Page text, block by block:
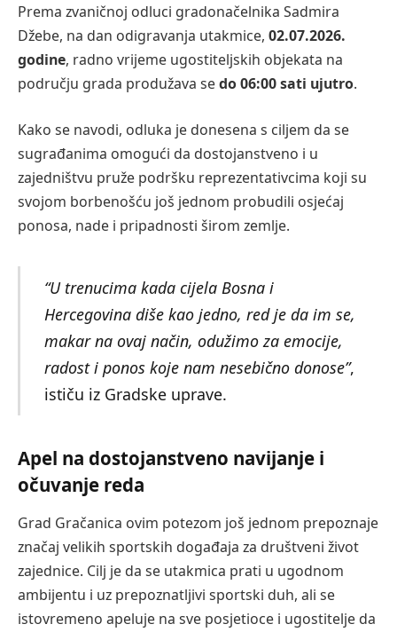
Prema zvaničnoj odluci gradonačelnika Sadmira
Džebe, na dan odigravanja utakmice, 02.07.2026.
godine, radno vrijeme ugostiteljskih objekata na
području grada produžava sedo 06:00 sati ujutro.
Kako se navodi, odluka je donesena s ciljem da se
sugrađanima omogući da dostojanstveno i u
zajedništvu pruže podršku reprezentativcima koji su
svojom borbenošću još jednom probudili osjećaj
ponosa, nade i pripadnosti širom zemlje.
“U trenucima kada cijela Bosna i
Hercegovina diše kao jedno, red je da im se,
makar na ovaj način, odužimo za emocije,
radost i ponos koje nam nesebično donose”,
ističu iz Gradske uprave.
Apel na dostojanstveno navijanje i
očuvanje reda
Grad Gračanica ovim potezom još jednom prepoznaje
značaj velikih sportskih događaja za društveni život
zajednice. Cilj je da se utakmica prati u ugodnom
ambijentu i uz prepoznatljivi sportski duh, ali se
istovremeno apeluje na sve posjetioce i ugostitelje da